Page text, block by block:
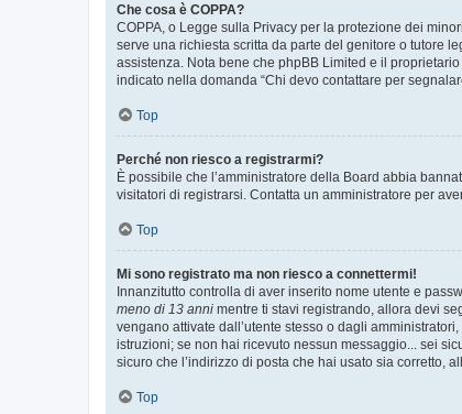
Che cosa è COPPA?
COPPA, o Legge sulla Privacy per la protezione dei
serve una richiesta scritta da parte del genitore o tutore
assistenza. Nota bene che phpBB Limited e il
indicato nella domanda “Chi devo contattare per
Top
Perché non riesco a registrarmi?
È possibile che l’amministratore della Board abbia
visitatori di registrarsi. Contatta un amministratore per
Top
Mi sono registrato ma non riesco a connettermi!
Innanzitutto controlla di aver inserito nome utente e
meno di 13 anni mentre ti stavi registrando, allora devi
vengano attivate dall’utente stesso o dagli
istruzioni; se non hai ricevuto nessun messaggio... sei
sicuro che l’indirizzo di posta che hai usato sia corretto,
Top